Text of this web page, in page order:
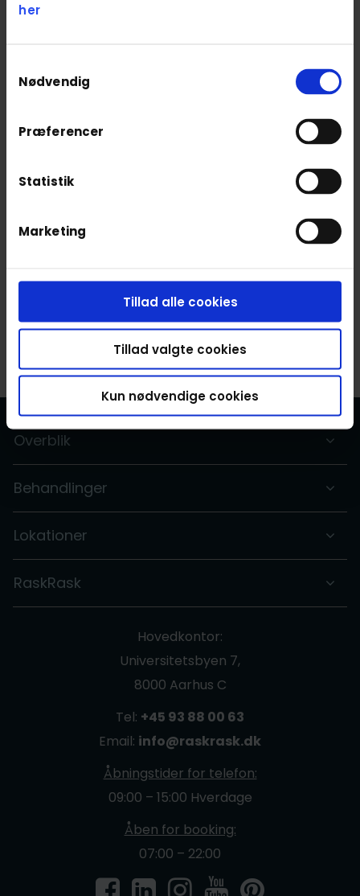
her
Nødvendig
Præferencer
Statistik
Marketing
Tillad alle cookies
Tillad valgte cookies
Kun nødvendige cookies
Behandlinger
Forrige side
Overblik
Behandlinger
Lokationer
RaskRask
Hovedkontor:
Universitetsbyen 7,
8000 Aarhus C
Tel: +45 93 88 00 63
Email: info@raskrask.dk
Åbningstider for telefon:
09:00 – 15:00 Hverdage
Åben for booking:
07:00 – 22:00